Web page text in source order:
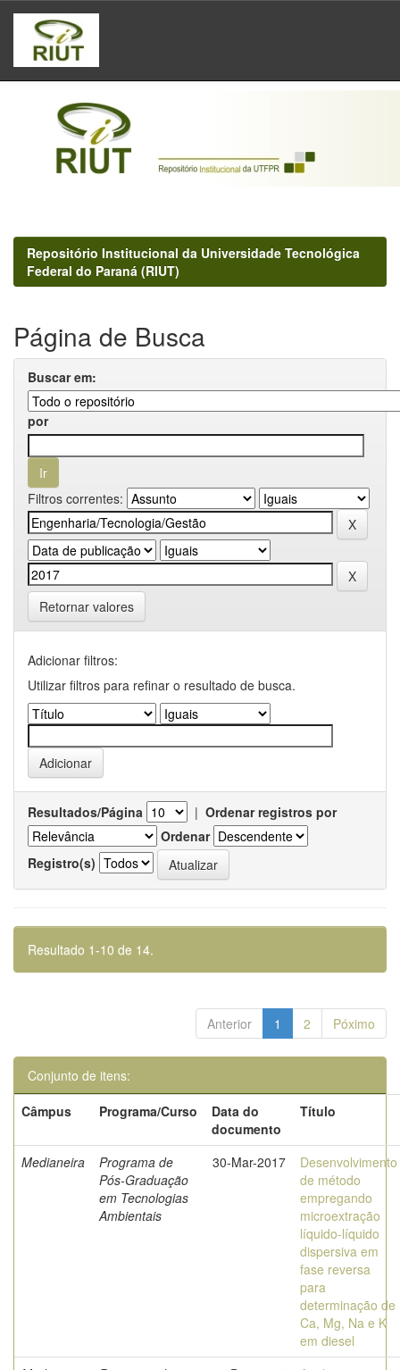
Skip
navigation
Repositório Institucional da Universidade Tecnológica
Federal do Paraná (RIUT)
Página de Busca
Buscar em:
por
Filtros correntes:
Retornar valores
Adicionar filtros:
Utilizar filtros para refinar o resultado de busca.
Resultados/Página | Ordenar registros por
Ordenar
Registro(s)
Resultado 1-10 de 14.
Anterior 1 2 Póximo
Conjunto de itens:
Câmpus
Programa/Curso
Data do
documento
Título
Medianeira
Programa de
Pós-Graduação
em Tecnologias
Ambientais
30-Mar-2017
Desenvolvimento
de método
empregando
microextração
líquido-líquido
dispersiva em
fase reversa
para
determinação de
Ca, Mg, Na e K
em diesel